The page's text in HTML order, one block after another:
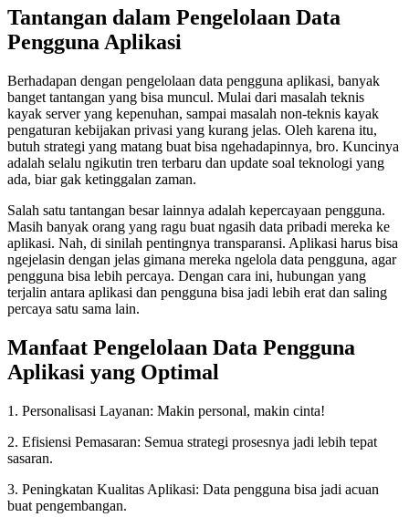
Tantangan dalam Pengelolaan Data
Pengguna Aplikasi
Berhadapan dengan pengelolaan data pengguna aplikasi, banyak
banget tantangan yang bisa muncul. Mulai dari masalah teknis
kayak server yang kepenuhan, sampai masalah non-teknis kayak
pengaturan kebijakan privasi yang kurang jelas. Oleh karena itu,
butuh strategi yang matang buat bisa ngehadapinnya, bro. Kuncinya
adalah selalu ngikutin tren terbaru dan update soal teknologi yang
ada, biar gak ketinggalan zaman.
Salah satu tantangan besar lainnya adalah kepercayaan pengguna.
Masih banyak orang yang ragu buat ngasih data pribadi mereka ke
aplikasi. Nah, di sinilah pentingnya transparansi. Aplikasi harus bisa
ngejelasin dengan jelas gimana mereka ngelola data pengguna, agar
pengguna bisa lebih percaya. Dengan cara ini, hubungan yang
terjalin antara aplikasi dan pengguna bisa jadi lebih erat dan saling
percaya satu sama lain.
Manfaat Pengelolaan Data Pengguna
Aplikasi yang Optimal
1. Personalisasi Layanan: Makin personal, makin cinta!
2. Efisiensi Pemasaran: Semua strategi prosesnya jadi lebih tepat
sasaran.
3. Peningkatan Kualitas Aplikasi: Data pengguna bisa jadi acuan
buat pengembangan.